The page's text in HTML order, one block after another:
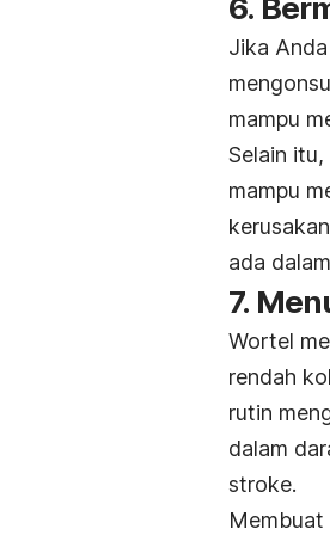
6.
Jika
mampu
Selain
mampu
ada
7.
Wortel
rendah
rutin
dalam
stroke.
Membuat